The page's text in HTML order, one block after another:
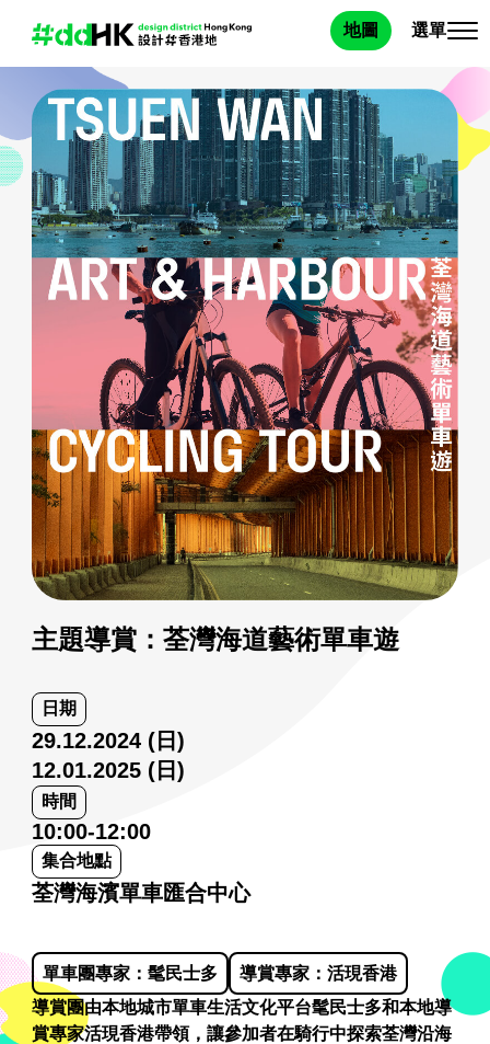
地圖 選單
主題導賞：荃灣海道藝術單車遊
日期
29.12.2024 (日)
12.01.2025 (日)
時間
10:00-12:00
集合地點
荃灣海濱單車匯合中心
單車團專家：髦民士多
導賞專家：活現香港
導賞團由本地城市單車生活文化平台髦民士多和本地導
賞專家活現香港帶領，讓參加者在騎行中探索荃灣沿海